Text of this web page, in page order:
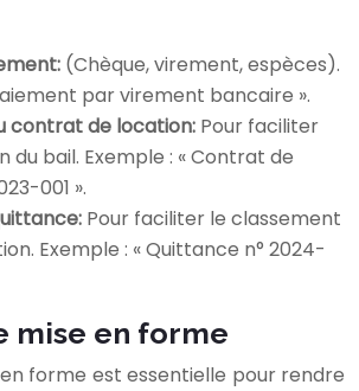
(Chèque, virement, espèces).
par virement bancaire ».
contrat de location: Pour faciliter
du bail. Exemple : « Contrat de
001 ».
Pour faciliter le classement
Exemple : « Quittance n° 2024-
mise en forme
forme est essentielle pour rendre